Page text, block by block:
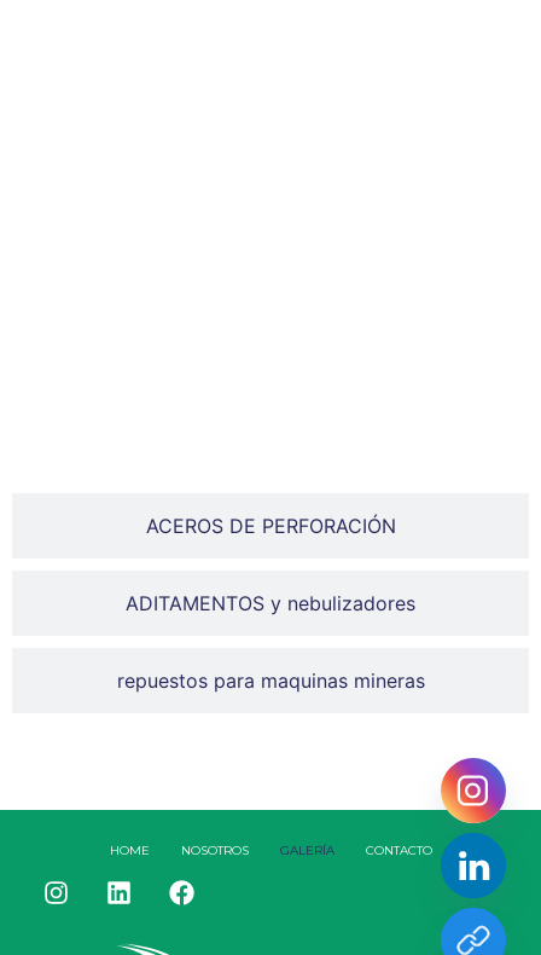
ACEROS DE PERFORACIÓN
ADITAMENTOS y nebulizadores
repuestos para maquinas mineras
HOME NOSOTROS GALERÍA CONTACTO